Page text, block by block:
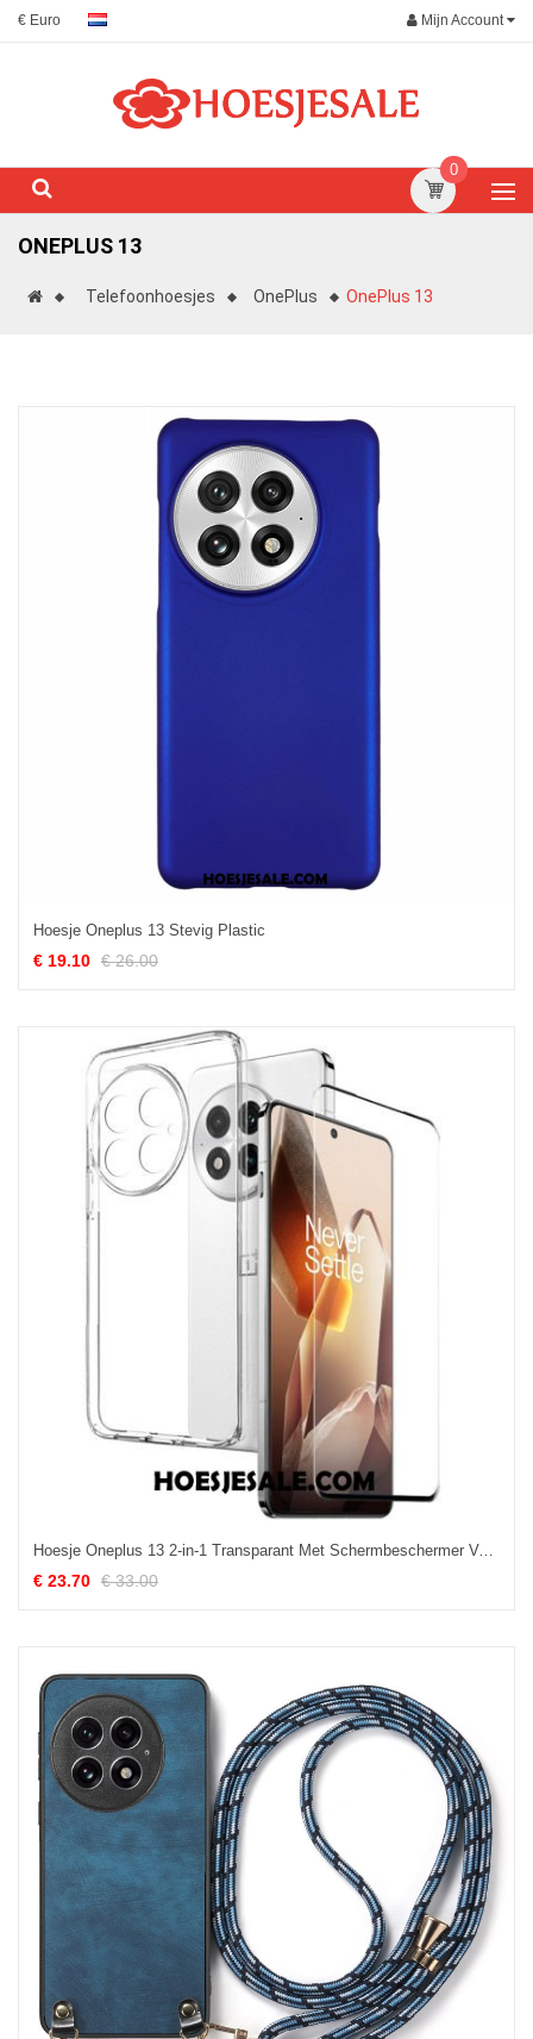
€ Euro Mijn Account
0
ONEPLUS 13
Telefoonhoesjes OnePlus OnePlus 13
Hoesje Oneplus 13 Stevig Plastic
€ 19.10 € 26.00
Hoesje Oneplus 13 2-in-1 Transparant Met Schermbeschermer Van Gehard Glas Bescherming Hoesje
€ 23.70 € 33.00